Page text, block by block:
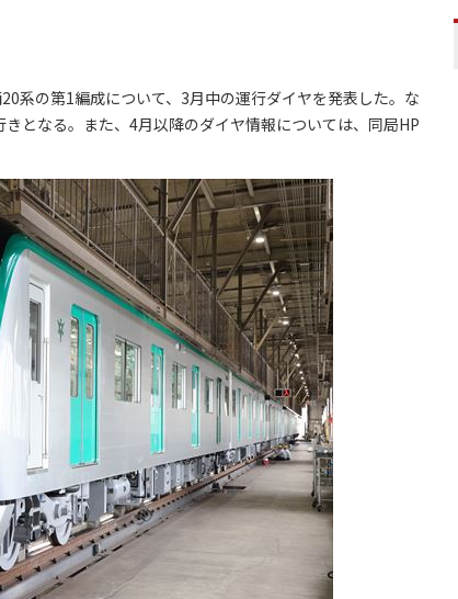
系の第1編成について、3月中の運行ダイヤを発表した。な
となる。また、4月以降のダイヤ情報については、同局HP